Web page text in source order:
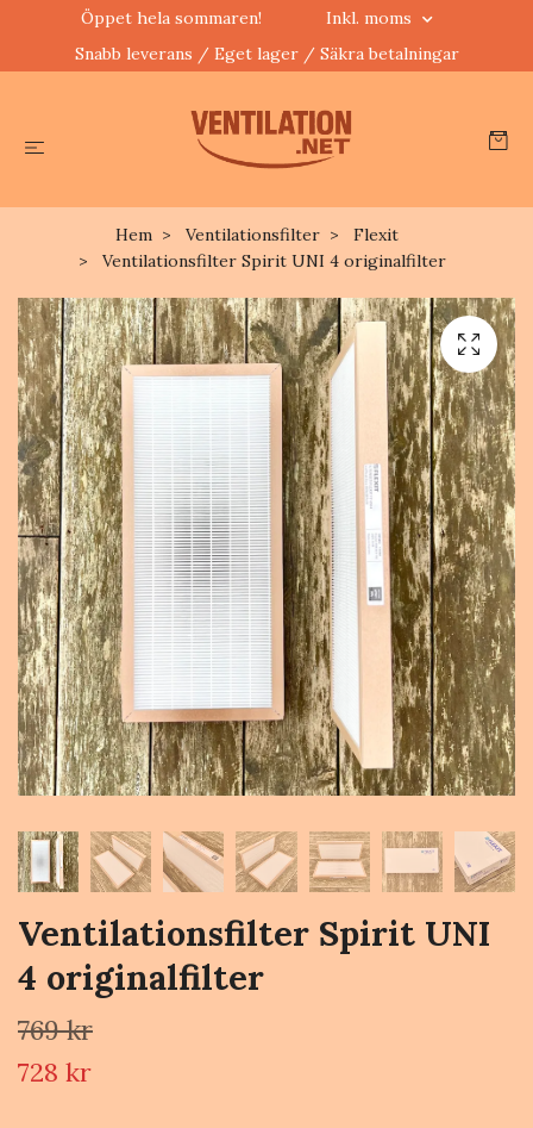
Öppet hela sommaren!
Inkl. moms
Snabb leverans / Eget lager / Säkra betalningar
Hem Ventilationsfilter
Flexit
Ventilationsfilter Spirit UNI 4 originalfilter
Ventilationsfilter Spirit UNI
4 originalfilter
769 kr
728 kr